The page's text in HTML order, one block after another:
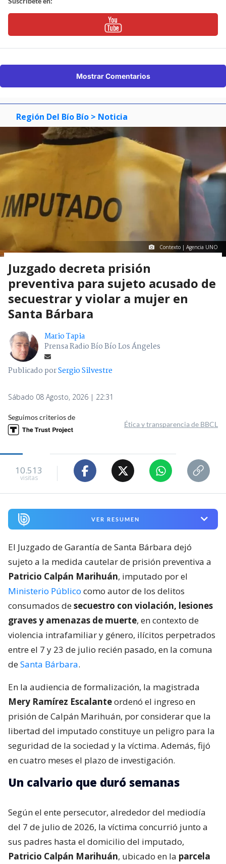
Mostrar Comentarios
Región Del Bío Bío > Noticia
Contexto | Agencia UNO
Juzgado decreta prisión
preventiva para sujeto acusado de
secuestrar y violar a mujer en
Santa Bárbara
Mario Tapia
Prensa Radio Bío Bío Los Ángeles
Publicado porSergio Silvestre
Sábado 08 Agosto, 2026 | 22:31
Seguimos criterios de
Ética y transparencia de BBCL
10.513
visitas
VER RESUMEN
El Juzgado de Garantía de Santa Bárbara dejó
sujeto a la medida cautelar de prisión preventiva a
Patricio Calpán Marihuán, imputado por el
Ministerio Público como autor de los delitos
consumados desecuestro con violación, lesiones
graves y amenazas de muerte, en contexto de
violencia intrafamiliar y género, ilícitos perpetrados
entre el 7 y 23 de julio recién pasado, en la comuna
deSanta Bárbara.
En la audiencia de formalización, la magistrada
Mery Ramírez Escalanteordenó el ingreso en
prisión de Calpán Marihuán, por considerar que la
libertad del imputado constituye un peligro para la
seguridad de la sociedad y la víctima. Además, fijó
en cuatro meses el plazo de investigación.
Un calvario que duró semanas
Según el ente persecutor, alrededor del mediodía
del 7 de julio de 2026, la víctima concurrió junto a
sus padres hasta el domicilio del imputado,
Patricio Calpán Marihuán, ubicado en la parcela